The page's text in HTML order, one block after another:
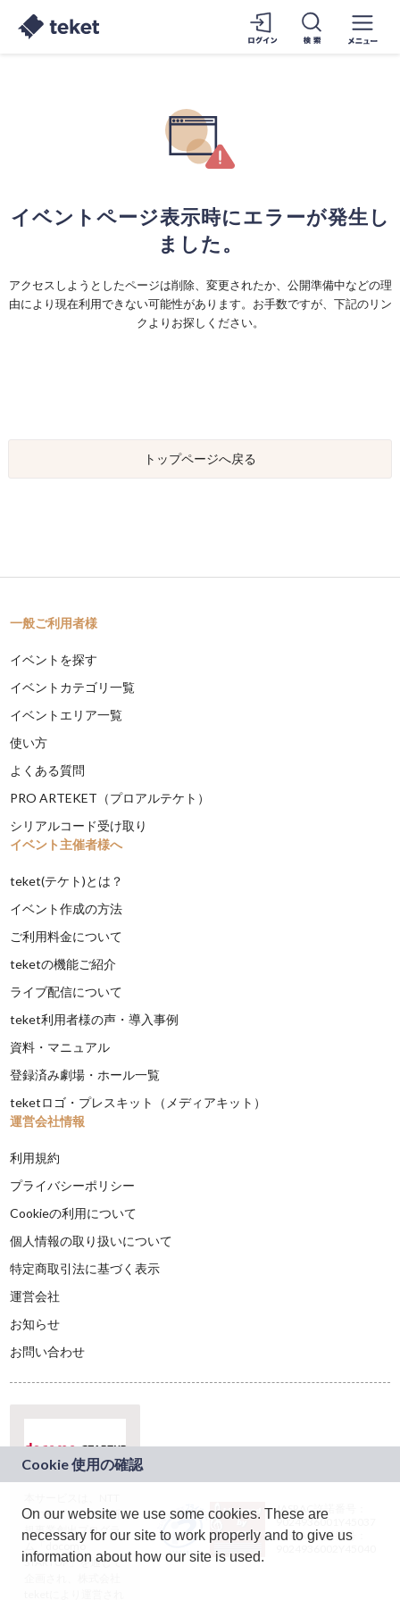
イベントページ表示時にエラーが発生し
ました。
アクセスしようとしたページは削除、変更されたか、公開準備中などの理
由により現在利用できない可能性があります。お手数ですが、下記のリン
クよりお探しください。
トップページへ戻る
一般ご利用者様
イベントを探す
イベントカテゴリ一覧
イベントエリア一覧
使い方
よくある質問
PRO ARTEKET（プロアルテケト）
シリアルコード受け取り
イベント主催者様へ
teket(テケト)とは？
イベント作成の方法
ご利用料金について
teketの機能ご紹介
ライブ配信について
teket利用者様の声・導入事例
資料・マニュアル
登録済み劇場・ホール一覧
teketロゴ・プレスキット（メディアキット）
運営会社情報
利用規約
プライバシーポリシー
Cookieの利用について
個人情報の取り扱いについて
特定商取引法に基づく表示
運営会社
お知らせ
お問い合わせ
ドコモグループの新
規事業創出プログラ
ム「docomo
STARTUP」を通じて
JASRAC許諾番号：
9024936001Y45037
JASRAC許諾番号：
On our website we use some cookies. These are
necessary for our site to work properly and to give us
information about how our site is used.